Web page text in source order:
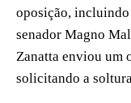
oposição, incluindo
senador Magno
Zanatta enviou um
solicitando a